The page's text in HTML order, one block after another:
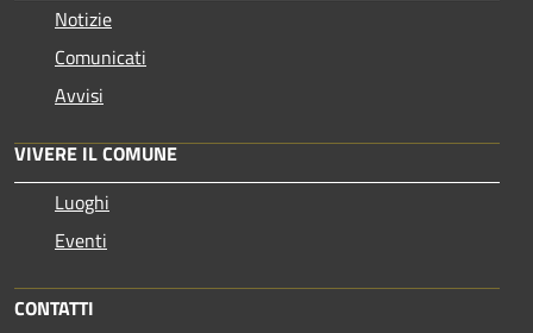
Notizie
Comunicati
Avvisi
VIVERE IL COMUNE
Luoghi
Eventi
CONTATTI